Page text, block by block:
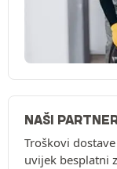
NAŠI
Troškovi
uvijek besplatni